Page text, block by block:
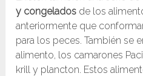
y congelados de los
anteriormente que
para los peces. También se
alimento, los camarones
krill y plancton. Estos